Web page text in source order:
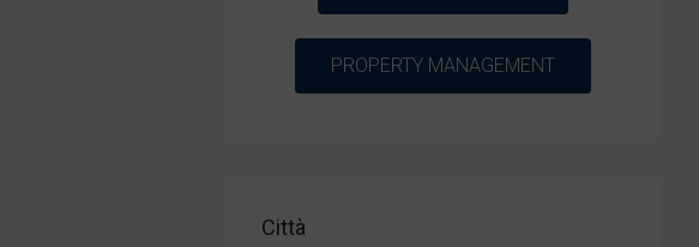
PROPERTY MANAGEMENT
Città